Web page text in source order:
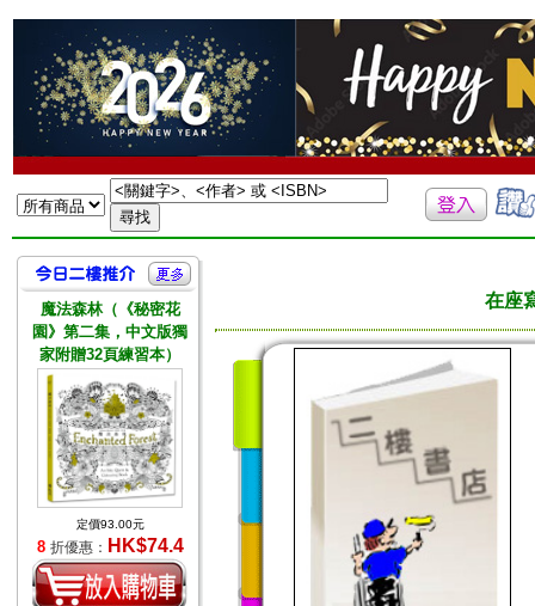
魔法森林（《秘密花
園》第二集，中文版獨
家附贈32頁練習本）
定價93.00元
8 折優惠： HK$74.4
在座